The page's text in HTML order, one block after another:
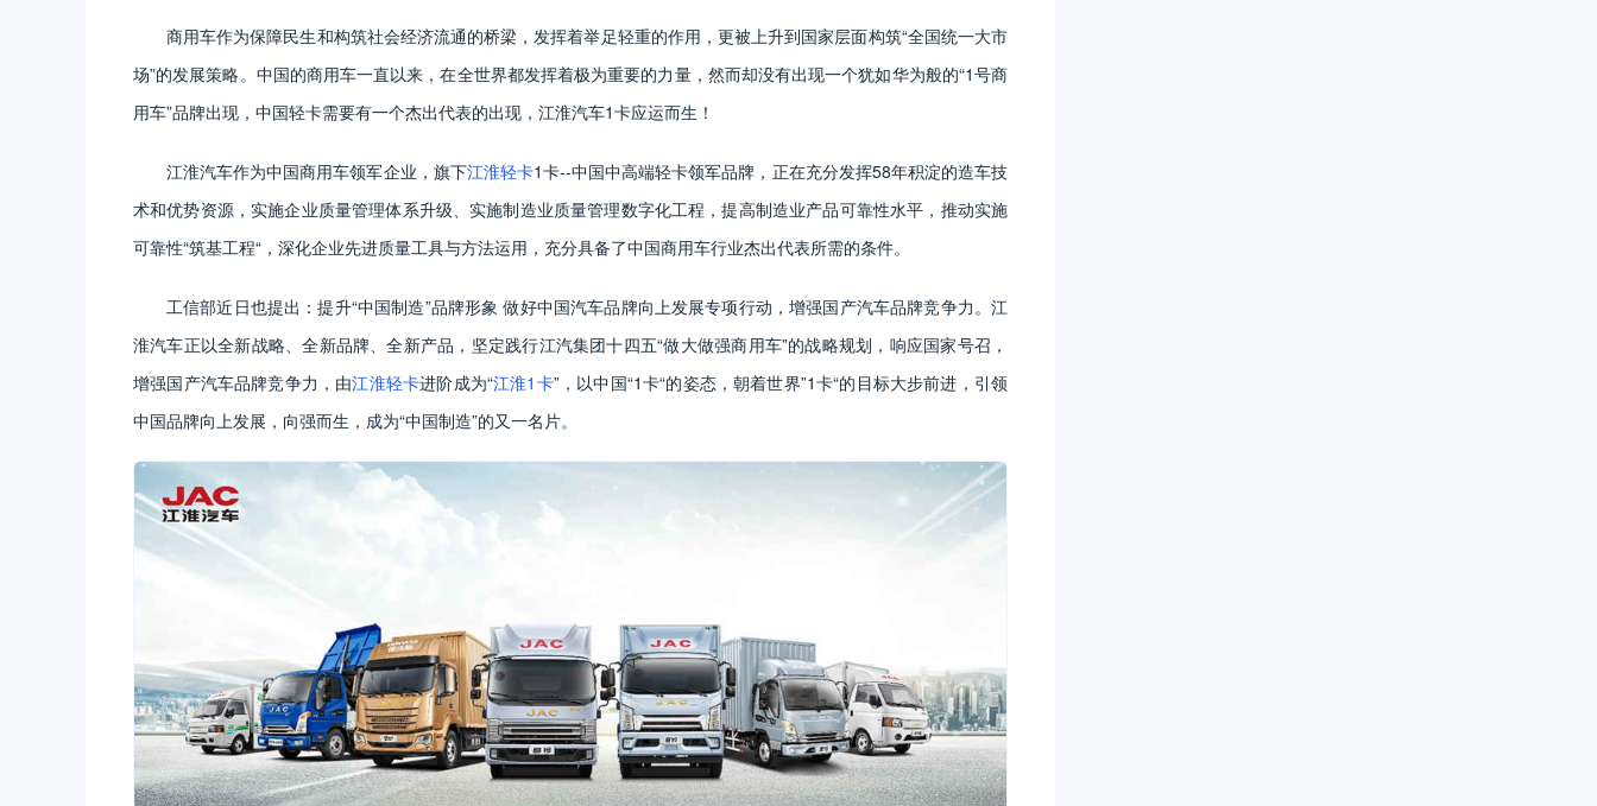
商用车作为保障民生和构筑社会经济流通的桥梁，发挥着举足轻重的作用，更被上升到国家层面构筑“全国统一大市
场”的发展策略。中国的商用车一直以来，在全世界都发挥着极为重要的力量，然而却没有出现一个犹如华为般的“1号商
用车”品牌出现，中国轻卡需要有一个杰出代表的出现，江淮汽车1卡应运而生！
江淮汽车作为中国商用车领军企业，旗下江淮轻卡1卡--中国中高端轻卡领军品牌，正在充分发挥58年积淀的造车技
术和优势资源，实施企业质量管理体系升级、实施制造业质量管理数字化工程，提高制造业产品可靠性水平，推动实施
可靠性“筑基工程“，深化企业先进质量工具与方法运用，充分具备了中国商用车行业杰出代表所需的条件。
工信部近日也提出：提升“中国制造”品牌形象 做好中国汽车品牌向上发展专项行动，增强国产汽车品牌竞争力。江
淮汽车正以全新战略、全新品牌、全新产品，坚定践行江汽集团十四五“做大做强商用车”的战略规划，响应国家号召，
增强国产汽车品牌竞争力，由江淮轻卡进阶成为“江淮1卡”，以中国“1卡“的姿态，朝着世界”1卡“的目标大步前进，引领
中国品牌向上发展，向强而生，成为“中国制造”的又一名片。